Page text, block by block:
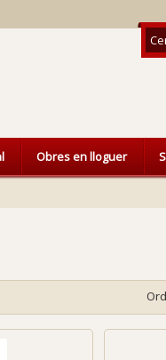
Obres en lloguer